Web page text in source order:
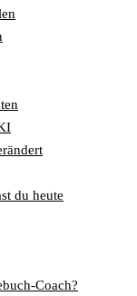
du heute
Coach?